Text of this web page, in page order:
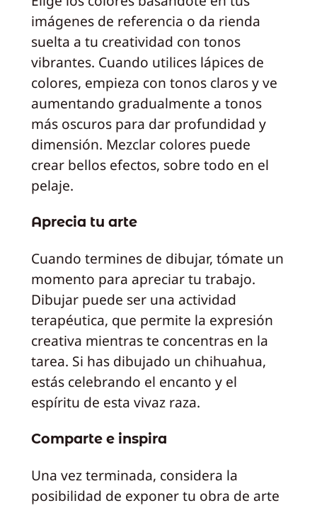
imágenes de referencia o da rienda
suelta a tu creatividad con tonos
vibrantes. Cuando utilices lápices de
colores, empieza con tonos claros y ve
aumentando gradualmente a tonos
más oscuros para dar profundidad y
dimensión. Mezclar colores puede
crear bellos efectos, sobre todo en el
pelaje.
Aprecia tu arte
Cuando termines de dibujar, tómate un
momento para apreciar tu trabajo.
Dibujar puede ser una actividad
terapéutica, que permite la expresión
creativa mientras te concentras en la
tarea. Si has dibujado un chihuahua,
estás celebrando el encanto y el
espíritu de esta vivaz raza.
Comparte e inspira
Una vez terminada, considera la
posibilidad de exponer tu obra de arte